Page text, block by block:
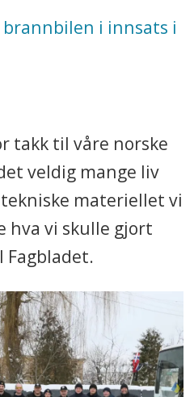
i innsats i
takk til våre norske
veldig mange liv
materiellet vi
hva vi skulle gjort
Fagbladet.